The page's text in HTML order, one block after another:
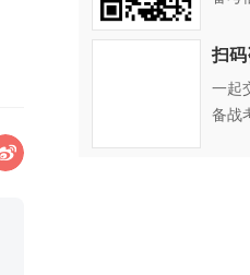
扫
一起
备战